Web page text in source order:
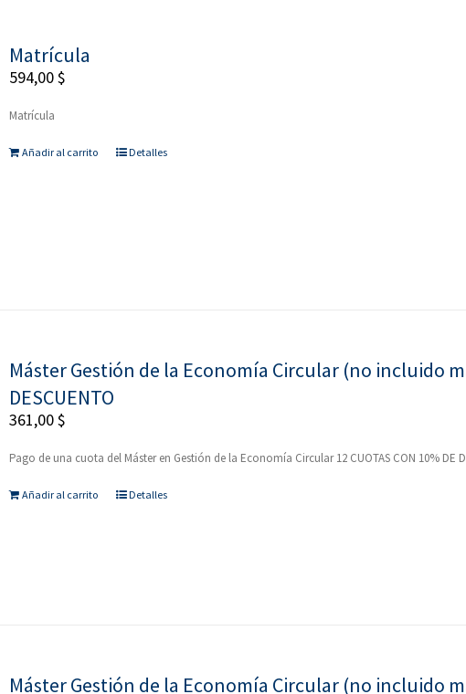
Matrícula
594,00$
Matrícula
Añadir al carrito Detalles
Máster Gestión de la Economía Circular (no incluido
DESCUENTO
361,00$
Pago de una cuota del Máster en Gestión de la Economía Circular 12 CUOTAS CON 10% DE
Añadir al carrito Detalles
Máster Gestión de la Economía Circular (no incluido